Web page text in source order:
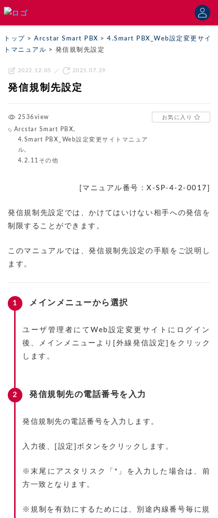
トップ > Arcstar Smart PBX > 4.Smart PBX_Web設定変更サイ
トマニュアル > 発信規制先設定
2022.12.05 2025.07.29
発信規制先設定
2536view
Arcstar Smart PBX,
4.Smart PBX_Web設定変更サイトマニュア
ル,
4.2.11その他
お気に入り
[マニュアル番号：X-SP-4-2-0017]
発信規制先設定では、かけてはいけない相手への発信を
制限することができます。
このマニュアルでは、発信規制先設定の手順をご説明し
ます。
メインメニューから選択
ユーザ管理者にてWeb設定変更サイトにログイン
後、メインメニューより[外線発信設定]をクリック
します。
発信規制先の電話番号を入力
発信規制先の電話番号を入力します。
入力後、[設定]ボタンをクリックします。
※末尾にアスタリスク「*」を入力した場合は、前
方一致となります。
※規制を有効にするためには、別途内線番号毎に規